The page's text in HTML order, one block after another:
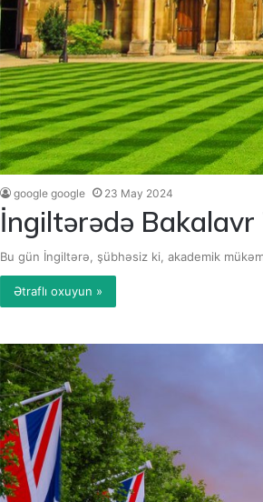
google google 23 May 2024
İngiltərədə
Bu gün İngiltərə, şübhəsiz ki, akademik
Ətraflı oxuyun »